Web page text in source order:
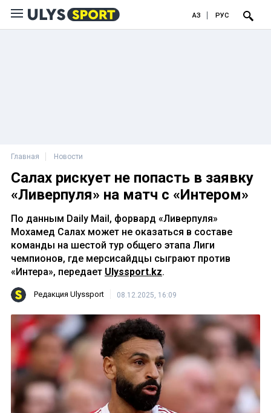
ҚАЗ РУС
Главная Новости
Салах рискует не попасть в заявку
«Ливерпуля» на матч с «Интером»
По данным Daily Mail, форвард «Ливерпуля»
Мохамед Салах может не оказаться в составе
команды на шестой тур общего этапа Лиги
чемпионов, где мерсисайдцы сыграют против
«Интера», передает Ulyssport.kz.
Редакция Ulyssport 08.12.2025, 16:09